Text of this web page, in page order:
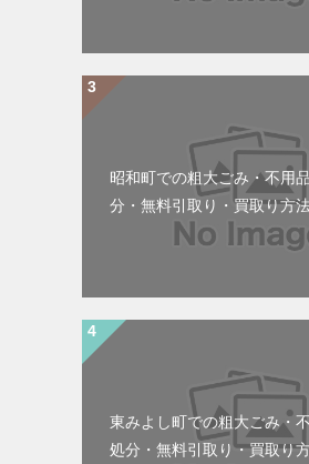
昭和町での粗大ごみ・不用
分・無料引取り・買取り方
東みよし町での粗大ごみ・
処分・無料引取り・買取り